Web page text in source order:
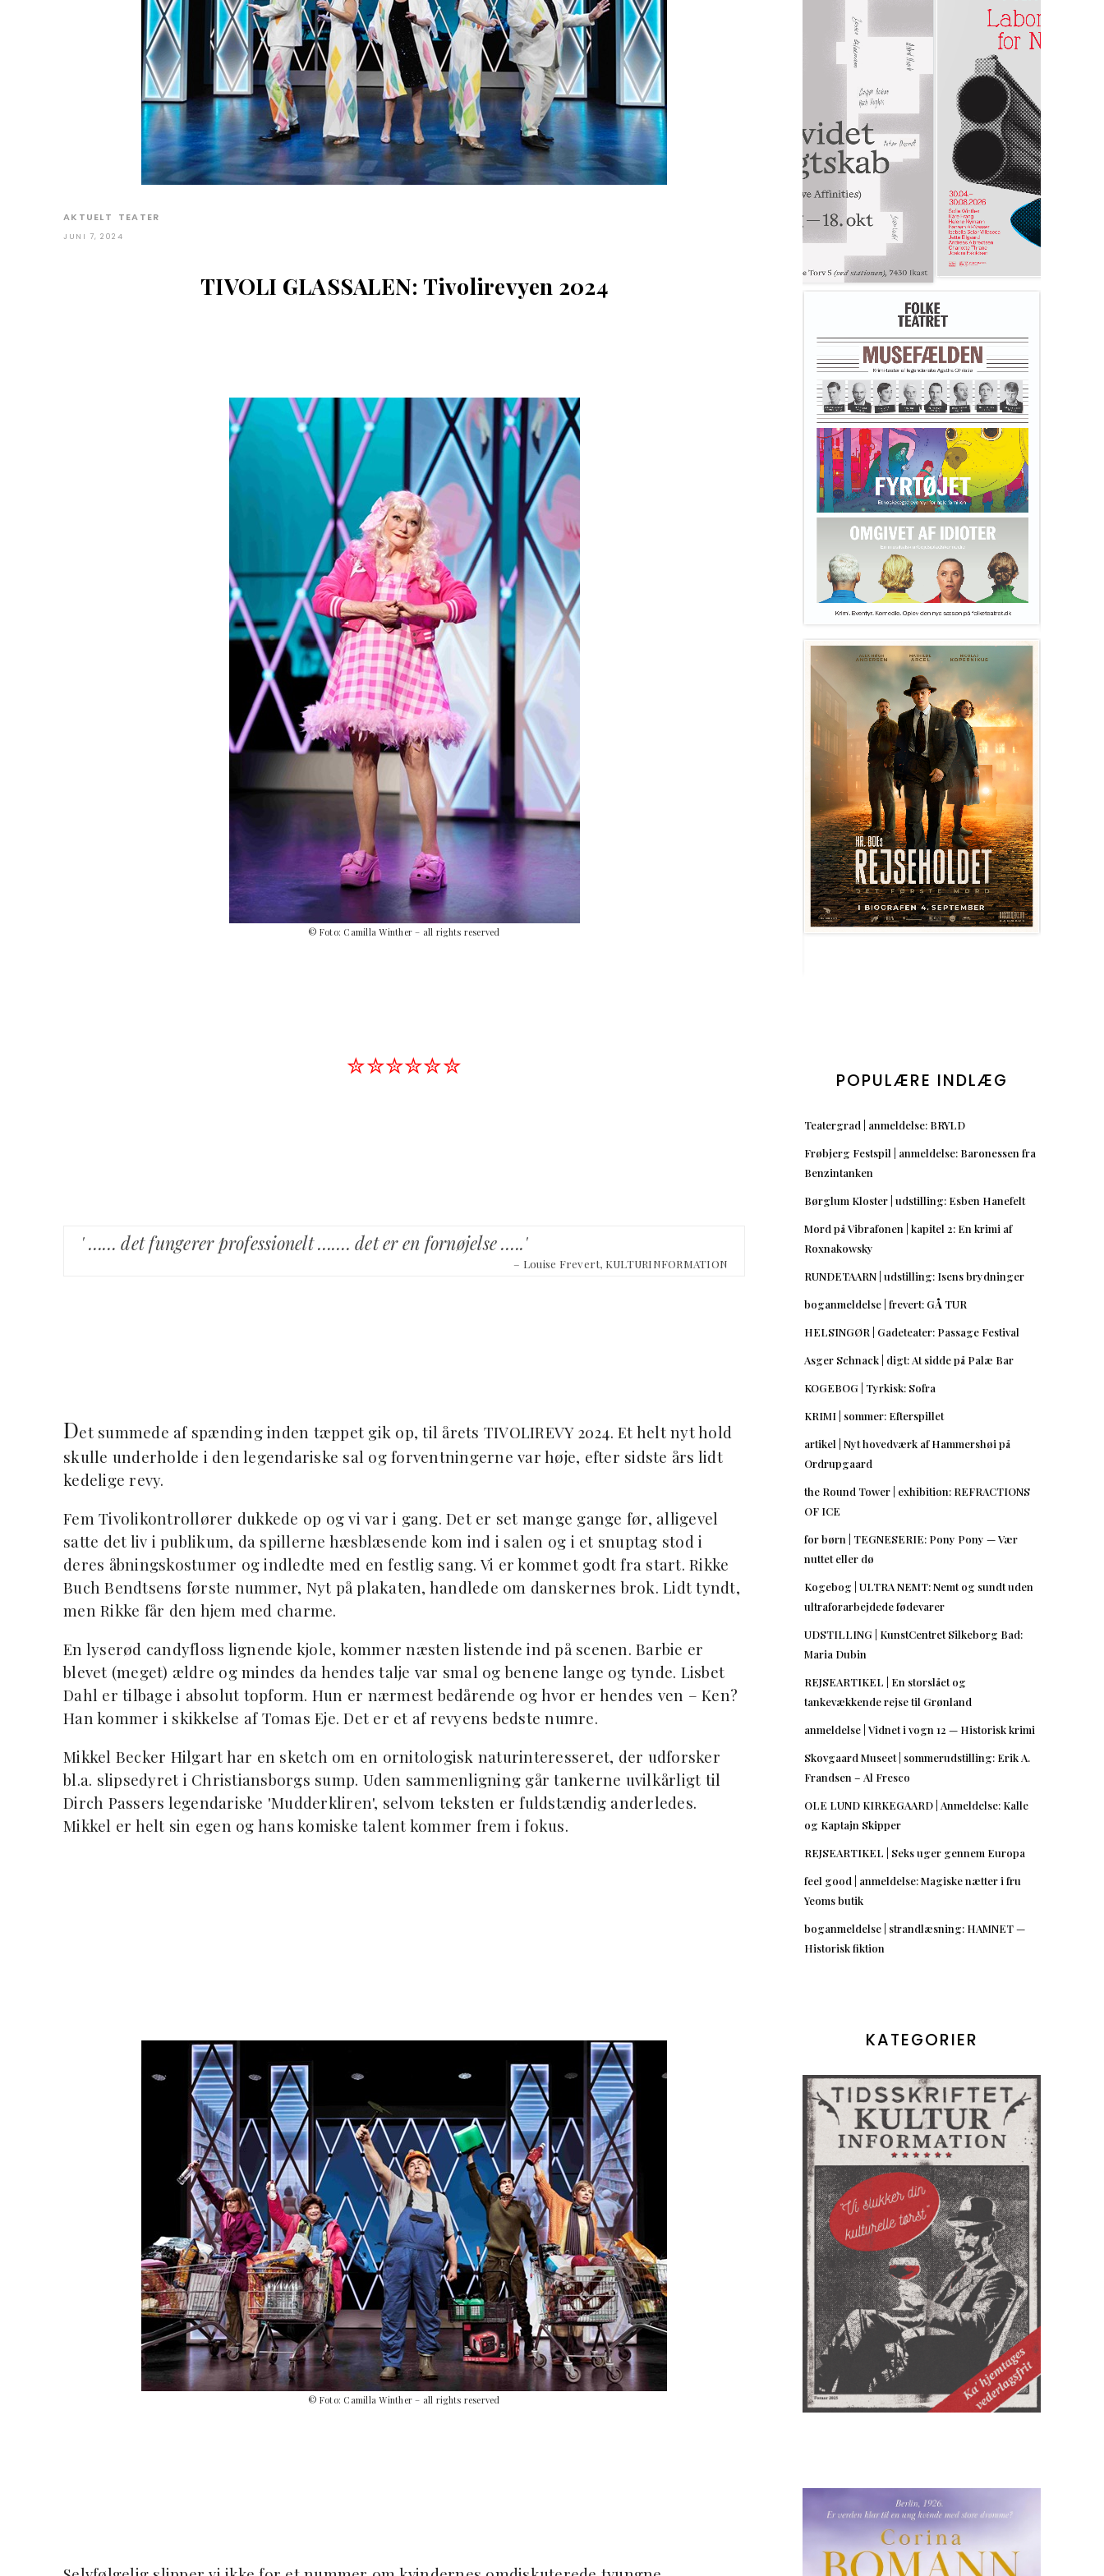
AKTUELT TEATER
JUNI 7, 2024
TIVOLI GLASSALEN: Tivolirevyen 2024
© Foto: Camilla Winther – all rights reserved
✮✮✮✮✮✮
' …… det fungerer professionelt ……. det er en fornøjelse …..'
– Louise Frevert, KULTURINFORMATION
Det summede af spænding inden tæppet gik op, til årets TIVOLIREVY 2024. Et helt nyt hold
skulle underholde i den legendariske sal og forventningerne var høje, efter sidste års lidt
kedelige revy.
Fem Tivolikontrollører dukkede op og vi var i gang. Det er set mange gange før, alligevel
satte det liv i publikum, da spillerne hæsblæsende kom ind i salen og i et snuptag stod i
deres åbningskostumer og indledte med en festlig sang. Vi er kommet godt fra start. Rikke
Buch Bendtsens første nummer, Nyt på plakaten, handlede om danskernes brok. Lidt tyndt,
men Rikke får den hjem med charme.
En lyserød candyfloss lignende kjole, kommer næsten listende ind på scenen. Barbie er
blevet (meget) ældre og mindes da hendes talje var smal og benene lange og tynde. Lisbet
Dahl er tilbage i absolut topform. Hun er nærmest bedårende og hvor er hendes ven – Ken?
Han kommer i skikkelse af Tomas Eje. Det er et af revyens bedste numre.
Mikkel Becker Hilgart har en sketch om en ornitologisk naturinteresseret, der udforsker
bl.a. slipsedyret i Christiansborgs sump. Uden sammenligning går tankerne uvilkårligt til
Dirch Passers legendariske 'Mudderkliren', selvom teksten er fuldstændig anderledes.
Mikkel er helt sin egen og hans komiske talent kommer frem i fokus.
© Foto: Camilla Winther – all rights reserved
POPULÆRE INDLÆG
Teatergrad | anmeldelse: BRYLD
Frøbjerg Festspil | anmeldelse: Baronessen fra
Benzintanken
Børglum Kloster | udstilling: Esben Hanefelt
Mord på Vibrafonen | kapitel 2: En krimi af
Roxnakowsky
RUNDETAARN | udstilling: Isens brydninger
boganmeldelse | frevert: GÅ TUR
HELSINGØR | Gadeteater: Passage Festival
Asger Schnack | digt: At sidde på Palæ Bar
KOGEBOG | Tyrkisk: Sofra
KRIMI | sommer: Efterspillet
artikel | Nyt hovedværk af Hammershøi på
Ordrupgaard
the Round Tower | exhibition: REFRACTIONS
OF ICE
for børn | TEGNESERIE: Pony Pony — Vær
nuttet eller dø
Kogebog | ULTRA NEMT: Nemt og sundt uden
ultraforarbejdede fødevarer
UDSTILLING | KunstCentret Silkeborg Bad:
Maria Dubin
REJSEARTIKEL | En storslået og
tankevækkende rejse til Grønland
anmeldelse | Vidnet i vogn 12 — Historisk krimi
Skovgaard Museet | sommerudstilling: Erik A.
Frandsen – Al Fresco
OLE LUND KIRKEGAARD | Anmeldelse: Kalle
og Kaptajn Skipper
REJSEARTIKEL | Seks uger gennem Europa
feel good | anmeldelse: Magiske nætter i fru
Yeoms butik
boganmeldelse | strandlæsning: HAMNET —
Historisk fiktion
KATEGORIER